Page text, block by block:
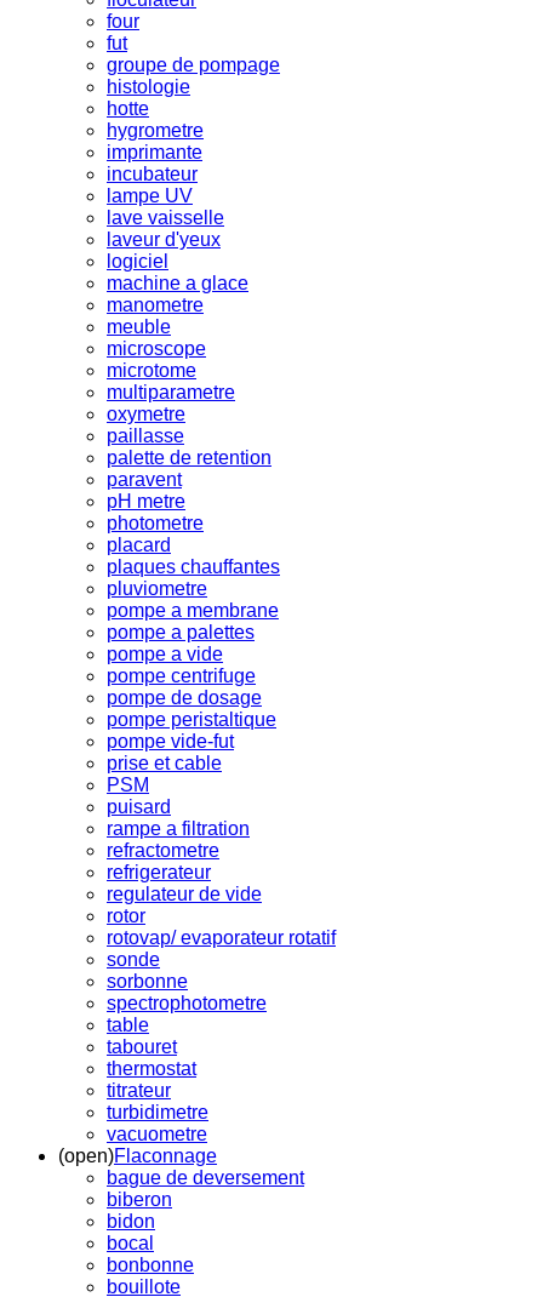
four
fut
groupe de pompage
histologie
hotte
hygrometre
imprimante
incubateur
lampe UV
lave vaisselle
laveur d'yeux
logiciel
machine a glace
manometre
meuble
microscope
microtome
multiparametre
oxymetre
paillasse
palette de retention
paravent
pH metre
photometre
placard
plaques chauffantes
pluviometre
pompe a membrane
pompe a palettes
pompe a vide
pompe centrifuge
pompe de dosage
pompe peristaltique
pompe vide-fut
prise et cable
PSM
puisard
rampe a filtration
refractometre
refrigerateur
regulateur de vide
rotor
rotovap/ evaporateur rotatif
sonde
sorbonne
spectrophotometre
table
tabouret
thermostat
titrateur
turbidimetre
vacuometre
(open)Flaconnage
bague de deversement
biberon
bidon
bocal
bonbonne
bouillote